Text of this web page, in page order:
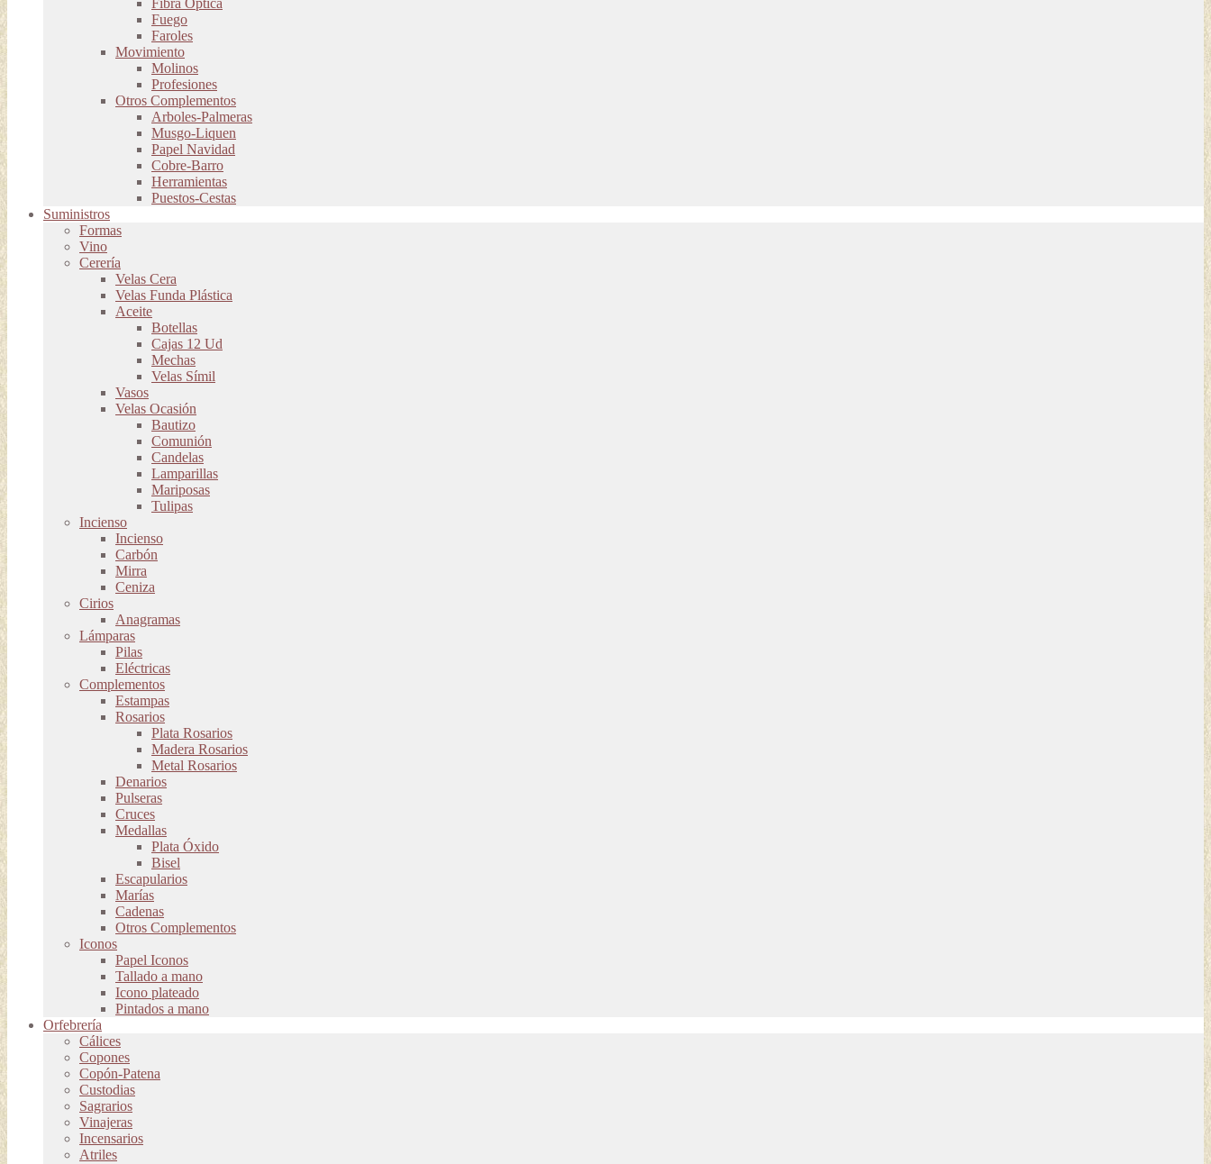
Fibra Óptica
Fuego
Faroles
Movimiento
Molinos
Profesiones
Otros Complementos
Arboles-Palmeras
Musgo-Liquen
Papel Navidad
Cobre-Barro
Herramientas
Puestos-Cestas
Suministros
Formas
Vino
Cerería
Velas Cera
Velas Funda Plástica
Aceite
Botellas
Cajas 12 Ud
Mechas
Velas Símil
Vasos
Velas Ocasión
Bautizo
Comunión
Candelas
Lamparillas
Mariposas
Tulipas
Incienso
Incienso
Carbón
Mirra
Ceniza
Cirios
Anagramas
Lámparas
Pilas
Eléctricas
Complementos
Estampas
Rosarios
Plata Rosarios
Madera Rosarios
Metal Rosarios
Denarios
Pulseras
Cruces
Medallas
Plata Óxido
Bisel
Escapularios
Marías
Cadenas
Otros Complementos
Iconos
Papel Iconos
Tallado a mano
Icono plateado
Pintados a mano
Orfebrería
Cálices
Copones
Copón-Patena
Custodias
Sagrarios
Vinajeras
Incensarios
Atriles